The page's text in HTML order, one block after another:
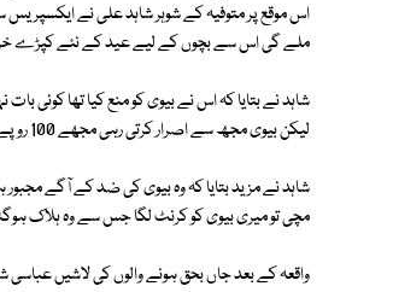
اس موقع پر متوفیہ کے شوہر شاہد علی نے ایکسپریس
ملے گی اس سے بچوں کے لیے عید کے نئے کپڑے
شاہد نے بتایا کہ اس نے بیوی کو منع کیا تھا کوئی
لیکن بیوی مجھ سے اصرار کرتی رہی مجھے 100 روپے کرایہ دیدو محلے کی اور بھی خواتین وہاں پر جا رہی ہے میں ان کے ساتھ جلدی واپس آجاؤںگی۔
شاہد نے مزید بتایا کہ وہ بیوی کی ضد کے آگے
مچی تو میری بیوی کو کرنٹ لگا جس سے وہ ہلاک
واقعہ کے بعد جاں بحق ہونے والوں کی لاشیں